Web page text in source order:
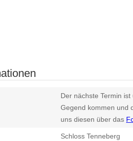
Der nächste Termin
Gegend kommen und
uns diesen über das
Schloss Tenneberg